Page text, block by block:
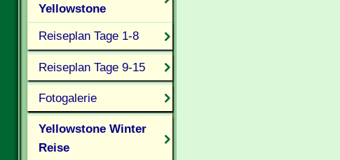
Yellowstone
Reiseplan Tage 1-8
Reiseplan Tage 9-15
Fotogalerie
Yellowstone Winter
Reise